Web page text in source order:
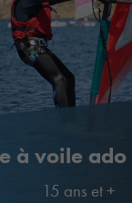
à voile
15 ans et +